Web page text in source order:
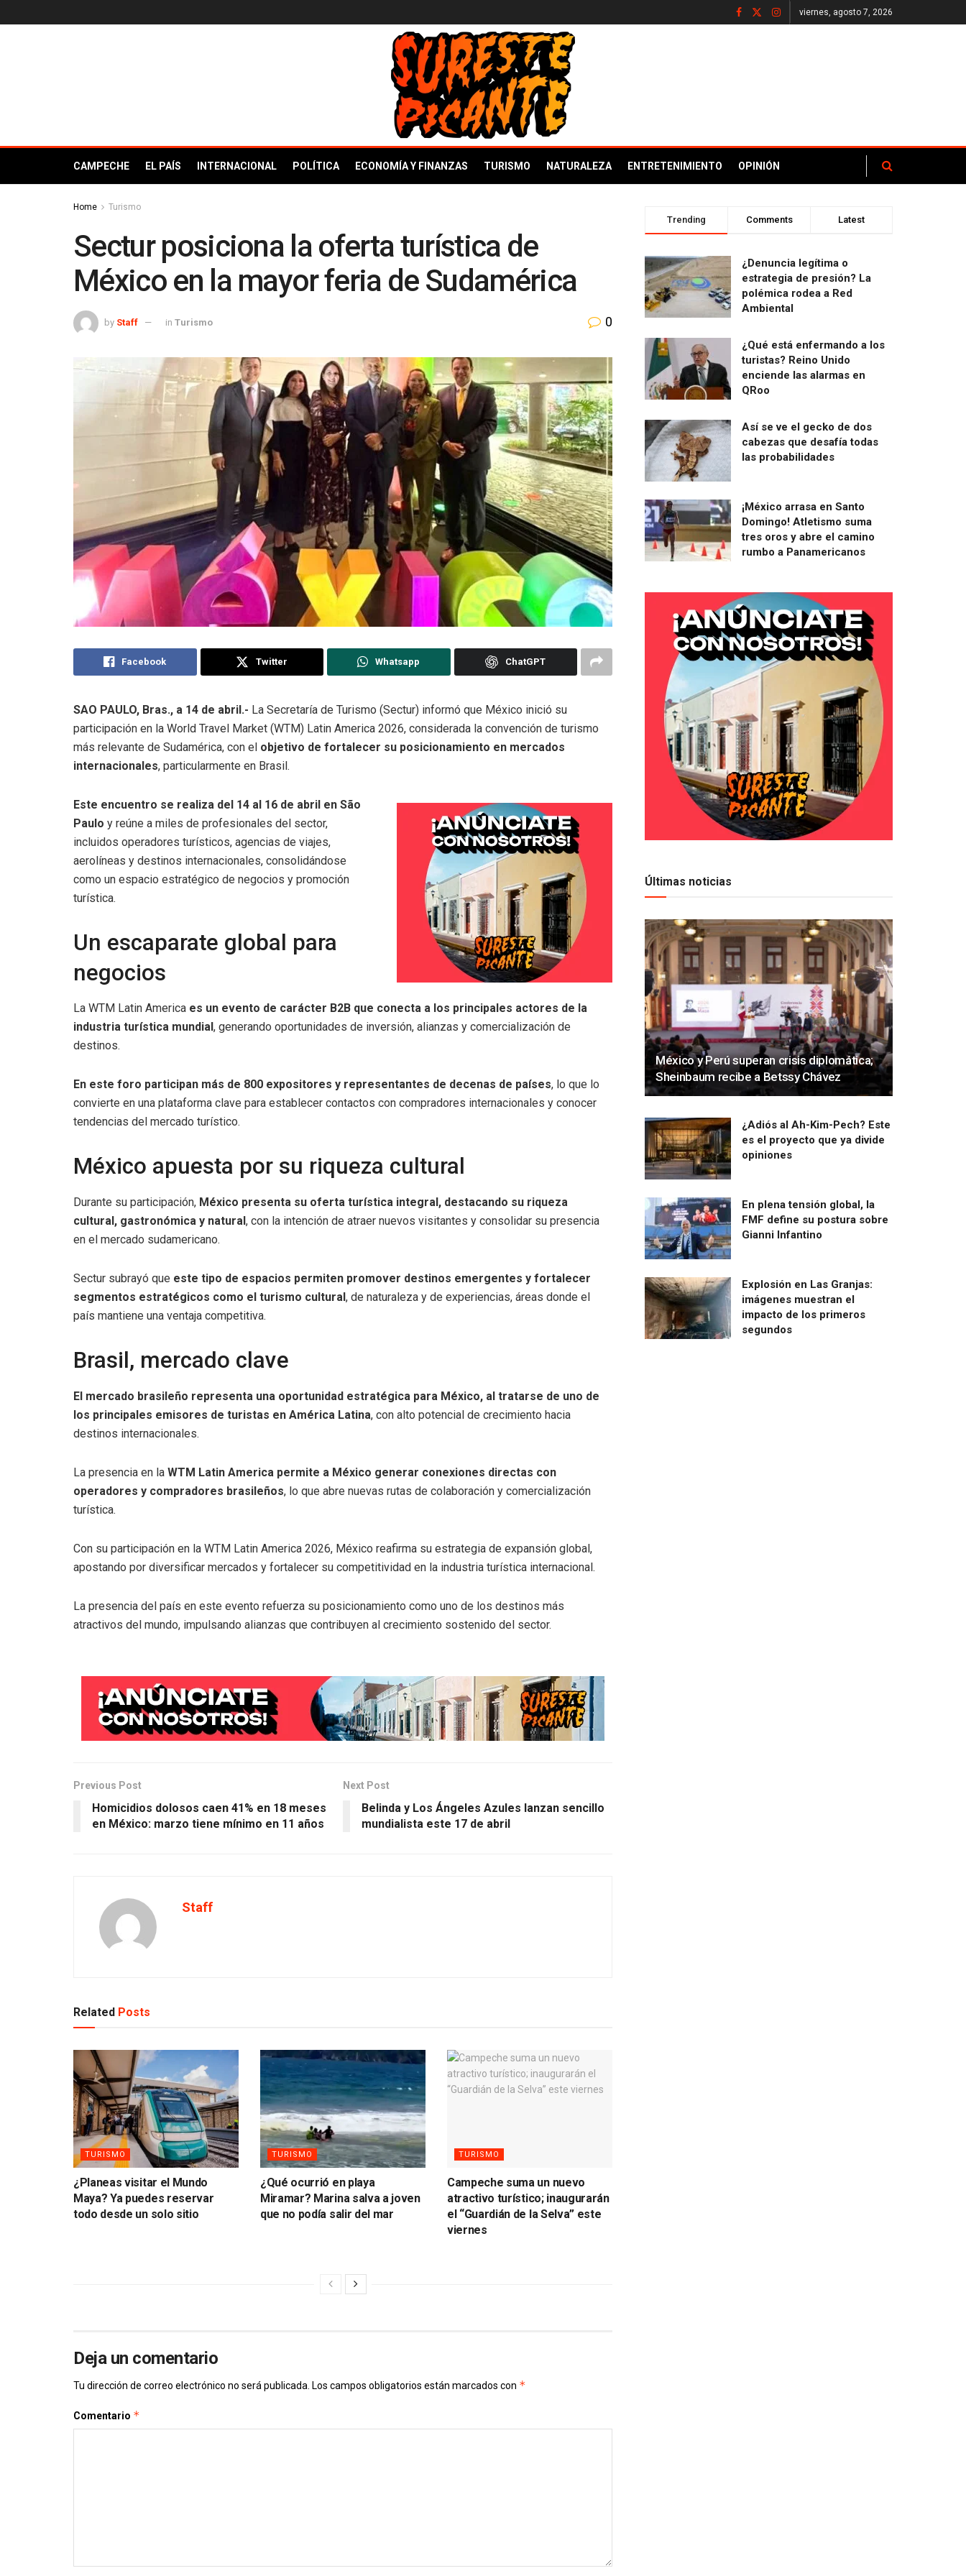
viernes, agosto 7, 2026
CAMPECHE EL PAÍS INTERNACIONAL POLÍTICA ECONOMÍA Y FINANZAS TURISMO NATURALEZA ENTRETENIMIENTO OPINIÓN
Home Turismo
Sectur posiciona la oferta turística de
México en la mayor feria de Sudamérica
by Staff in Turismo 0
Facebook Twitter Whatsapp ChatGPT
SAO PAULO, Bras., a 14 de abril.- La Secretaría de Turismo (Sectur) informó que México inició su
participación en la World Travel Market (WTM) Latin America 2026, considerada la convención de turismo
más relevante de Sudamérica, con el objetivo de fortalecer su posicionamiento en mercados
internacionales, particularmente en Brasil.
Este encuentro se realiza del 14 al 16 de abril en São
Paulo y reúne a miles de profesionales del sector,
incluidos operadores turísticos, agencias de viajes,
aerolíneas y destinos internacionales, consolidándose
como un espacio estratégico de negocios y promoción
turística.
Un escaparate global para
negocios
La WTM Latin America es un evento de carácter B2B que conecta a los principales actores de la
industria turística mundial , generando oportunidades de inversión, alianzas y comercialización de
destinos.
En este foro participan más de 800 expositores y representantes de decenas de países, lo que lo
convierte en una plataforma clave para establecer contactos con compradores internacionales y conocer
tendencias del mercado turístico.
México apuesta por su riqueza cultural
Durante su participación, México presenta su oferta turística integral, destacando su riqueza
cultural, gastronómica y natural, con la intención de atraer nuevos visitantes y consolidar su presencia
en el mercado sudamericano.
Sectur subrayó que este tipo de espacios permiten promover destinos emergentes y fortalecer
segmentos estratégicos como el turismo cultural, de naturaleza y de experiencias, áreas donde el
país mantiene una ventaja competitiva.
Brasil, mercado clave
El mercado brasileño representa una oportunidad estratégica para México, al tratarse de uno de
los principales emisores de turistas en América Latina, con alto potencial de crecimiento hacia
destinos internacionales.
La presencia en la WTM Latin America permite a México generar conexiones directas con
operadores y compradores brasileños, lo que abre nuevas rutas de colaboración y comercialización
turística.
Con su participación en la WTM Latin America 2026, México reafirma su estrategia de expansión global,
apostando por diversificar mercados y fortalecer su competitividad en la industria turística internacional.
La presencia del país en este evento refuerza su posicionamiento como uno de los destinos más
atractivos del mundo, impulsando alianzas que contribuyen al crecimiento sostenido del sector.
Previous Post
Homicidios dolosos caen 41% en 18 meses
en México: marzo tiene mínimo en 11 años
Next Post
Belinda y Los Ángeles Azules lanzan sencillo
mundialista este 17 de abril
Staff
Related Posts
TURISMO
¿Planeas visitar el Mundo
Maya? Ya puedes reservar
todo desde un solo sitio
TURISMO
¿Qué ocurrió en playa
Miramar? Marina salva a joven
que no podía salir del mar
TURISMO
Campeche suma un nuevo
atractivo turístico; inaugurarán
el “Guardián de la Selva” este
viernes
Deja un comentario
Tu dirección de correo electrónico no será publicada. Los campos obligatorios están marcados con *
Comentario *
Trending Comments Latest
¿Denuncia legítima o
estrategia de presión? La
polémica rodea a Red
Ambiental
¿Qué está enfermando a los
turistas? Reino Unido
enciende las alarmas en
QRoo
Así se ve el gecko de dos
cabezas que desafía todas
las probabilidades
¡México arrasa en Santo
Domingo! Atletismo suma
tres oros y abre el camino
rumbo a Panamericanos
Últimas noticias
México y Perú superan crisis diplomática;
Sheinbaum recibe a Betssy Chávez
¿Adiós al Ah-Kim-Pech? Este
es el proyecto que ya divide
opiniones
En plena tensión global, la
FMF define su postura sobre
Gianni Infantino
Explosión en Las Granjas:
imágenes muestran el
impacto de los primeros
segundos